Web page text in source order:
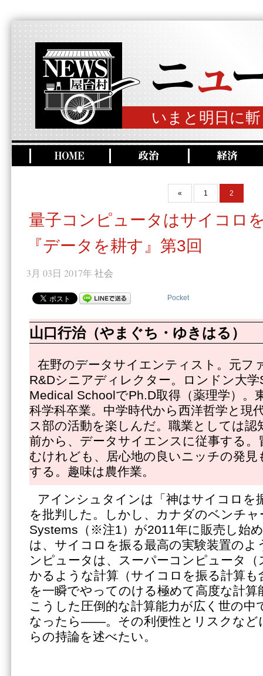
いまと明日に
« 1 2
量子コンピュータはサイコロ
『データを耕す』第3回
3月 03日 2017年 社会
Pocket
山口行治（やまぐち・ゆきはる）
在野のデータサイエンティスト。元フ
R&Dシニアディレクター。ロンドン大学
Medical SchoolでPh.D取得（薬理学）。
科学科卒業。中学時代から西洋哲学と現
ス部の活動を楽しんだ。職業としては
前から、データサイエンスに従事する
むけれども、居心地の良いニッチの発
する。趣味は農作業。
アインシュタインは「神はサイコロを
を批判した。しかし、カナダのベンチャ
Systems（※注1）が2011年に販売し始
は、サイコロを振る最高の実験装置のよ
ンピュータは、スーパーコンピュータ
かるような計算（サイコロを振る計算も
を一瞬でやってのける極めて高度な計算
こうした圧倒的な計算能力が広く世の中
なったら――。その利便性とリスクなど
らの持論を述べたい。